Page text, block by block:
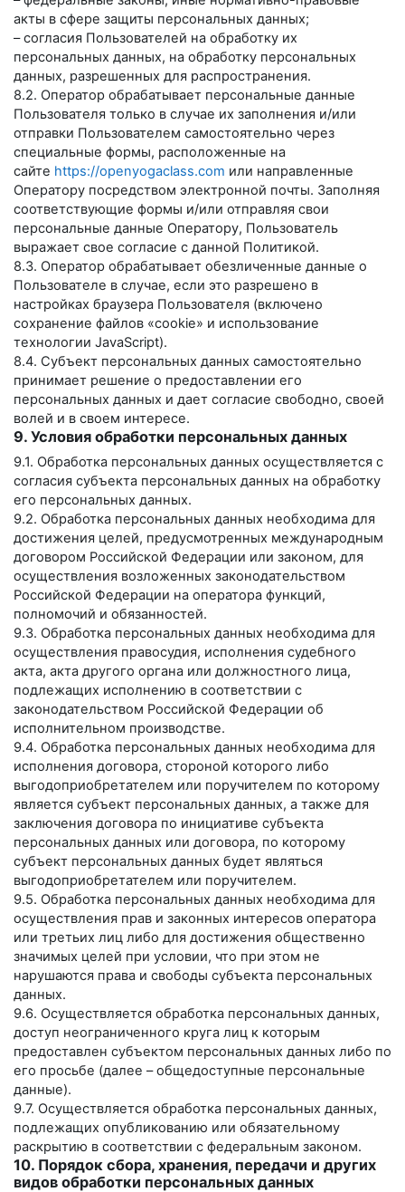
акты в сфере защиты персональных данных;
– согласия Пользователей на обработку их
персональных данных, на обработку персональных
данных, разрешенных для распространения.
8.2. Оператор обрабатывает персональные данные
Пользователя только в случае их заполнения и/или
отправки Пользователем самостоятельно через
специальные формы, расположенные на
сайте https://openyogaclass.com или направленные
Оператору посредством электронной почты. Заполняя
соответствующие формы и/или отправляя свои
персональные данные Оператору, Пользователь
выражает свое согласие с данной Политикой.
8.3. Оператор обрабатывает обезличенные данные о
Пользователе в случае, если это разрешено в
настройках браузера Пользователя (включено
сохранение файлов «cookie» и использование
технологии JavaScript).
8.4. Субъект персональных данных самостоятельно
принимает решение о предоставлении его
персональных данных и дает согласие свободно, своей
волей и в своем интересе.
9. Условия обработки персональных данных
9.1. Обработка персональных данных осуществляется с
согласия субъекта персональных данных на обработку
его персональных данных.
9.2. Обработка персональных данных необходима для
достижения целей, предусмотренных международным
договором Российской Федерации или законом, для
осуществления возложенных законодательством
Российской Федерации на оператора функций,
полномочий и обязанностей.
9.3. Обработка персональных данных необходима для
осуществления правосудия, исполнения судебного
акта, акта другого органа или должностного лица,
подлежащих исполнению в соответствии с
законодательством Российской Федерации об
исполнительном производстве.
9.4. Обработка персональных данных необходима для
исполнения договора, стороной которого либо
выгодоприобретателем или поручителем по которому
является субъект персональных данных, а также для
заключения договора по инициативе субъекта
персональных данных или договора, по которому
субъект персональных данных будет являться
выгодоприобретателем или поручителем.
9.5. Обработка персональных данных необходима для
осуществления прав и законных интересов оператора
или третьих лиц либо для достижения общественно
значимых целей при условии, что при этом не
нарушаются права и свободы субъекта персональных
данных.
9.6. Осуществляется обработка персональных данных,
доступ неограниченного круга лиц к которым
предоставлен субъектом персональных данных либо по
его просьбе (далее – общедоступные персональные
данные).
9.7. Осуществляется обработка персональных данных,
подлежащих опубликованию или обязательному
раскрытию в соответствии с федеральным законом.
10. Порядок сбора, хранения, передачи и других
видов обработки персональных данных